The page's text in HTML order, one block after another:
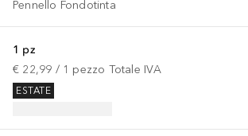
Pennello Fondotinta
1 pz
€ 22,99 / 1 pezzo Totale IVA
ESTATE